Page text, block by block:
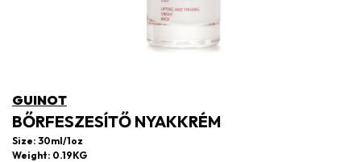
GUINOT
BŐRFESZESÍTŐ NYAKKRÉM
Size: 30ml/1oz
Weight: 0.19KG